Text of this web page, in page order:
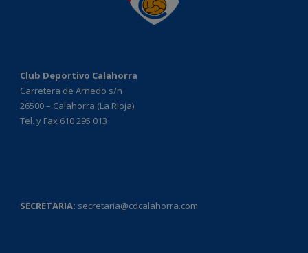
Club Deportivo Calahorra
Carretera de Arnedo s/n
26500 – Calahorra (La Rioja)
Tel. y Fax 610 295 013
SECRETARIA: secretaria@cdcalahorra.com